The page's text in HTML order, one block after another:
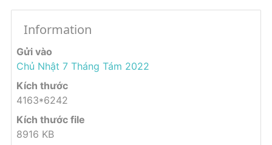
Information
Gửi vào
Chủ Nhật 7 Tháng Tám 2022
Kích thước
4163*6242
Kích thước file
8916 KB